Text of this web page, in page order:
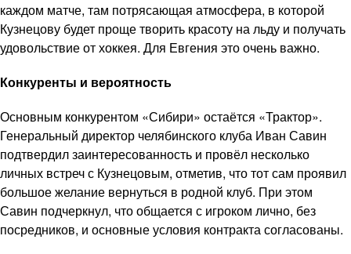
каждом матче, там потрясающая атмосфера, в которой
Кузнецову будет проще творить красоту на льду и получать
удовольствие от хоккея. Для Евгения это очень важно.
Конкуренты и вероятность
Основным конкурентом «Сибири» остаётся «Трактор».
Генеральный директор челябинского клуба Иван Савин
подтвердил заинтересованность и провёл несколько
личных встреч с Кузнецовым, отметив, что тот сам проявил
большое желание вернуться в родной клуб. При этом
Савин подчеркнул, что общается с игроком лично, без
посредников, и основные условия контракта согласованы.